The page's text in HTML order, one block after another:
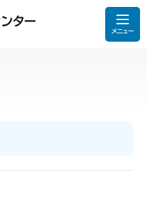
メニュー